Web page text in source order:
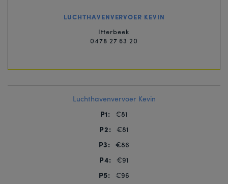
LUCHTHAVENVERVOER KEVIN
Itterbeek
0478 27 63 20
Luchthavenvervoer Kevin
P1: €81
P2: €81
P3: €86
P4: €91
P5: €96